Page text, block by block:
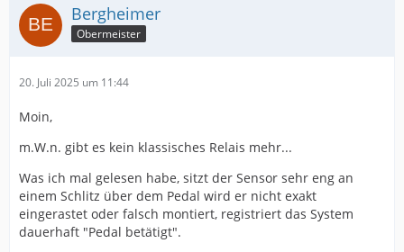
Bergheimer
Obermeister
20. Juli 2025 um 11:44
Moin,
m.W.n. gibt es kein klassisches Relais mehr...
Was ich mal gelesen habe, sitzt der Sensor sehr eng an
einem Schlitz über dem Pedal wird er nicht exakt
eingerastet oder falsch montiert, registriert das System
dauerhaft "Pedal betätigt".